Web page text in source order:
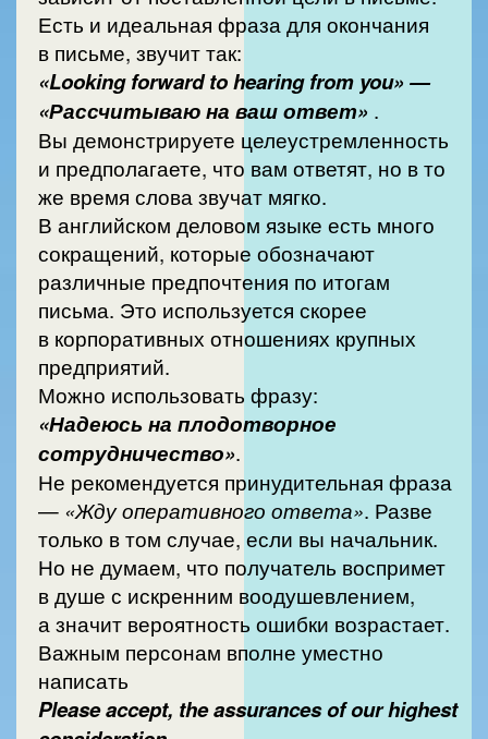
Есть и идеальная фраза для окончания
в письме, звучит так:
«Looking forward to hearing from you» —
«Рассчитываю на ваш ответ» .
Вы демонстрируете целеустремленность
и предполагаете, что вам ответят, но в то
же время слова звучат мягко.
В английском деловом языке есть много
сокращений, которые обозначают
различные предпочтения по итогам
письма. Это используется скорее
в корпоративных отношениях крупных
предприятий.
Можно использовать фразу:
«Надеюсь на плодотворное
сотрудничество».
Не рекомендуется принудительная фраза
— «Жду оперативного ответа». Разве
только в том случае, если вы начальник.
Но не думаем, что получатель воспримет
в душе с искренним воодушевлением,
а значит вероятность ошибки возрастает.
Важным персонам вполне уместно
написать
Please accept, the assurances of our highest